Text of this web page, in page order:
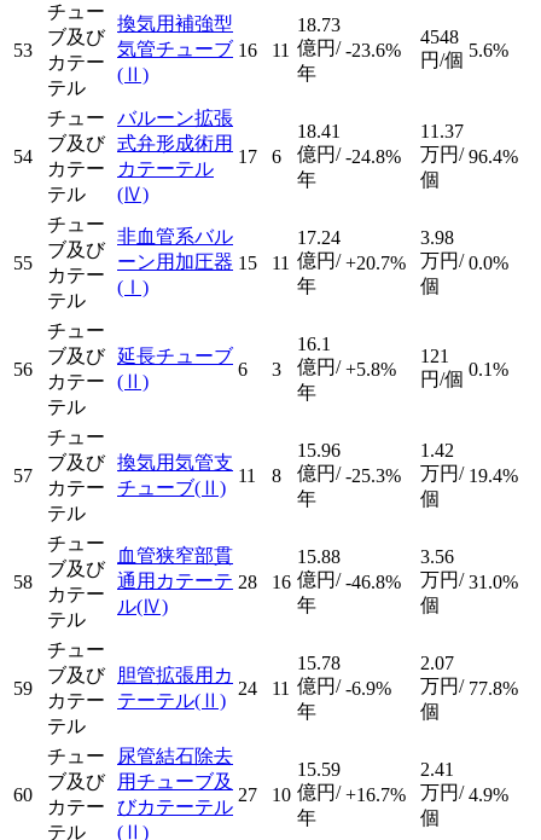
53
チュー
ブ及び
カテー
テル
換気用補強型
気管チューブ
(Ⅱ)
16 11
18.73
億円/
年
-23.6%
4548
円/個 5.6%
54
チュー
ブ及び
カテー
テル
バルーン拡張
式弁形成術用
カテーテル
(Ⅳ)
17 6
18.41
億円/
年
-24.8%
11.37
万円/
個
96.4%
55
チュー
ブ及び
カテー
テル
非血管系バル
ーン用加圧器
(Ⅰ)
15 11
17.24
億円/
年
+20.7%
3.98
万円/
個
0.0%
56
チュー
ブ及び
カテー
テル
延長チューブ
(Ⅱ)
6 3
16.1
億円/
年
+5.8%
121
円/個 0.1%
57
チュー
ブ及び
カテー
テル
換気用気管支
チューブ(Ⅱ)
11 8
15.96
億円/
年
-25.3%
1.42
万円/
個
19.4%
58
チュー
ブ及び
カテー
テル
血管狭窄部貫
通用カテーテ
ル(Ⅳ)
28 16
15.88
億円/
年
-46.8%
3.56
万円/
個
31.0%
59
チュー
ブ及び
カテー
テル
胆管拡張用カ
テーテル(Ⅱ)
24 11
15.78
億円/
年
-6.9%
2.07
万円/
個
77.8%
60
チュー
ブ及び
カテー
テル
尿管結石除去
用チューブ及
びカテーテル
(Ⅱ)
27 10
15.59
億円/
年
+16.7%
2.41
万円/
個
4.9%